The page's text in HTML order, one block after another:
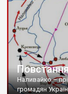
Наливайко –
громадян